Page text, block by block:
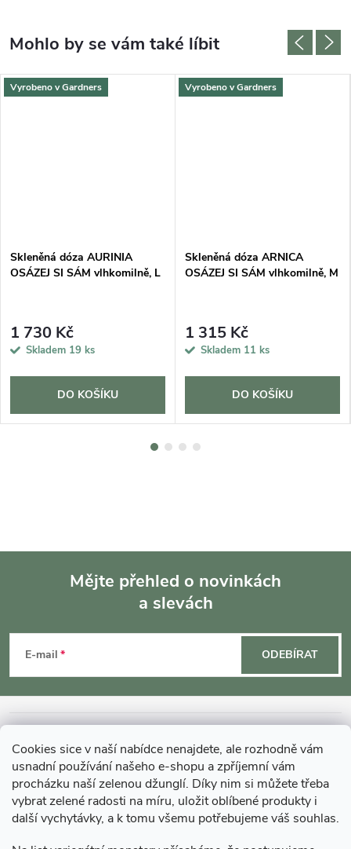
Cookies sice v naší nabídce nenajdete, ale rozhodně vám
usnadní používání našeho e-shopu a zpříjemní vám
procházku naší zelenou džunglí. Díky nim si můžete třeba
vybrat zelené radosti na míru, uložit oblíbené produkty i
další vychytávky, a k tomu všemu potřebujeme váš souhlas.
Vyrobeno v Gardners
Skleněná dóza AURINIA
OSÁZEJ SI SÁM vlhkomilně, L
1 730 Kč
Skladem 19 ks
DO KOŠÍKU
Vyrobeno v Gardners
Skleněná dóza ARNICA
OSÁZEJ SI SÁM vlhkomilně, M
1 315 Kč
Skladem 11 ks
DO KOŠÍKU
p
a
Mějte přehled o novinkách
a slevách
E-mail ODEBÍRAT
MOHLO BY VÁS ZAJÍMAT
O GARDNERS